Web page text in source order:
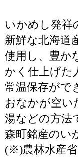
いかめし発祥
新鮮な北海道
使用し、豊か
かく仕上げた
常温保存がで
おなかが空い
湯などの方法
森町銘産のい
(※)農林水産